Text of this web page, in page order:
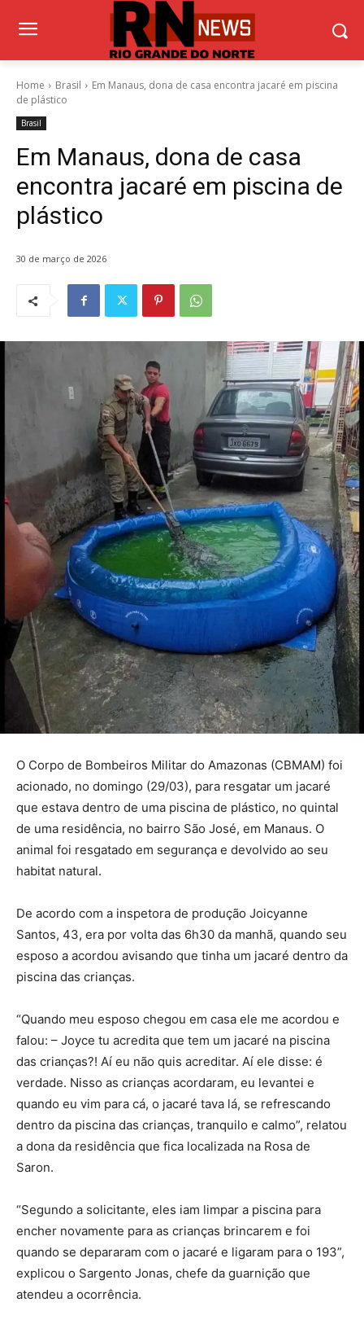
Home Brasil
Em Manaus, dona de casa encontra jacaré em piscina
de plástico
Brasil
Em Manaus, dona de casa
encontra jacaré em piscina de
plástico
30 de março de 2026
O Corpo de Bombeiros Militar do Amazonas (CBMAM) foi
acionado, no domingo (29/03), para resgatar um jacaré
que estava dentro de uma piscina de plástico, no quintal
de uma residência, no bairro São José, em Manaus. O
animal foi resgatado em segurança e devolvido ao seu
habitat natural.
De acordo com a inspetora de produção Joicyanne
Santos, 43, era por volta das 6h30 da manhã, quando seu
esposo a acordou avisando que tinha um jacaré dentro da
piscina das crianças.
“Quando meu esposo chegou em casa ele me acordou e
falou: – Joyce tu acredita que tem um jacaré na piscina
das crianças?! Aí eu não quis acreditar. Aí ele disse: é
verdade. Nisso as crianças acordaram, eu levantei e
quando eu vim para cá, o jacaré tava lá, se refrescando
dentro da piscina das crianças, tranquilo e calmo”, relatou
a dona da residência que fica localizada na Rosa de
Saron.
“Segundo a solicitante, eles iam limpar a piscina para
encher novamente para as crianças brincarem e foi
quando se depararam com o jacaré e ligaram para o 193”,
explicou o Sargento Jonas, chefe da guarnição que
atendeu a ocorrência.